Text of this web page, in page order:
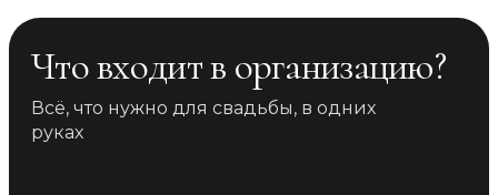
Что входит в организацию?
Всё, что нужно для свадьбы, в одних
руках